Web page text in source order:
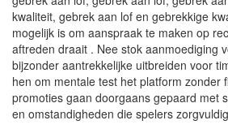
kwaliteit, gebrek aan lof en gebrekkige
mogelijk is om aanspraak te maken op
aftreden draait . Nee stok aanmoediging
bijzonder aantrekkelijke uitbreiden voor
hen om mentale test het platform zonder
promoties gaan doorgaans gepaard met
en omstandigheden die spelers